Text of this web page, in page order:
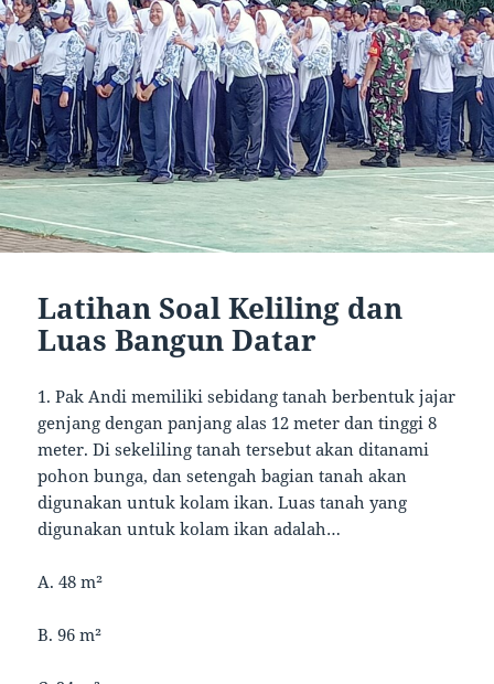
Latihan Soal Keliling dan
Luas Bangun Datar
1. Pak Andi memiliki sebidang tanah berbentuk jajar
genjang dengan panjang alas 12 meter dan tinggi 8
meter. Di sekeliling tanah tersebut akan ditanami
pohon bunga, dan setengah bagian tanah akan
digunakan untuk kolam ikan. Luas tanah yang
digunakan untuk kolam ikan adalah…
A. 48 m²
B. 96 m²